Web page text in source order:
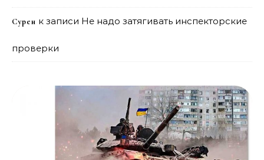
Сурен к записи Не надо затягивать инспекторские
проверки